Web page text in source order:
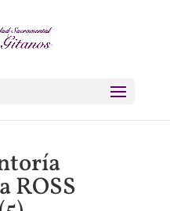
ROSS